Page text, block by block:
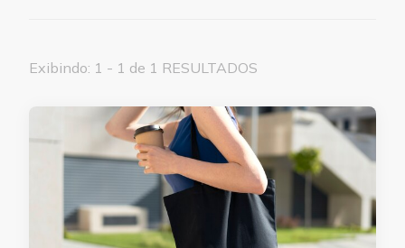
Exibindo: 1 - 1 de 1 RESULTADOS